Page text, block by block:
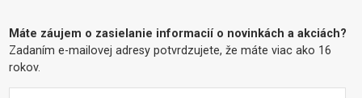
Máte záujem o zasielanie informacií o novinkách a akciách?
Zadaním e-mailovej adresy potvrdzujete, že máte viac ako 16
rokov.